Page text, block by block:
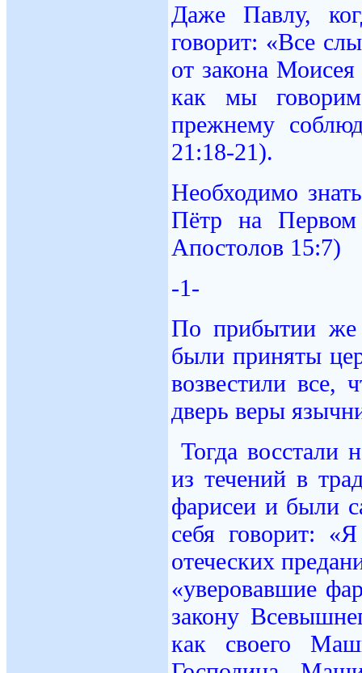
Даже Павлу,
говорит: «Все
от закона
как мы
прежнему
21:18-21).
Необходимо
Пётр на Первом
Апостолов 15:7)
-1-
По прибытии же
были приняты
возвестили все,
дверь веры
Тогда восстали
из течений в
фарисеи и были
себя говорит:
отеческих
«уверовавшие
закону
как своего